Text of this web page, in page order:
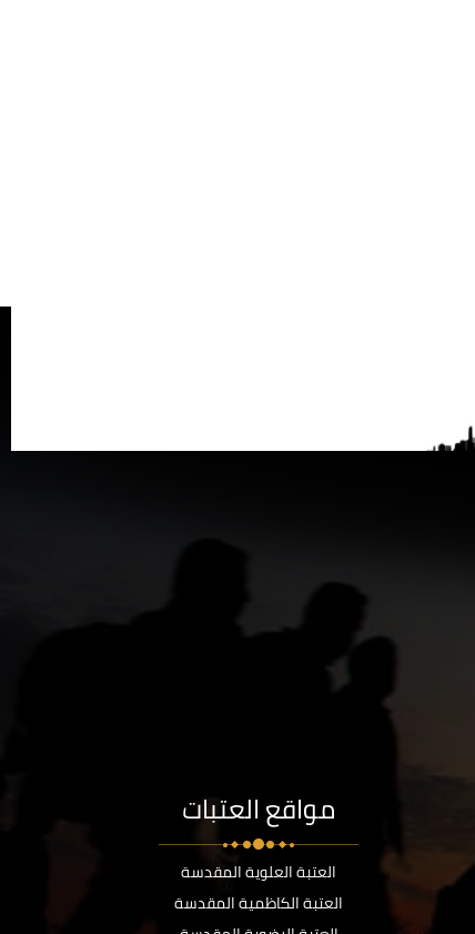
مواقع العتبات
العتبة العلوية المقدسة
العتبة الكاظمية المقدسة